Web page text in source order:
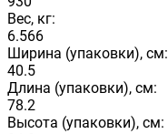
Вес, кг:
6.566
Ширина (упаковки), см:
40.5
Длина (упаковки), см:
78.2
Высота (упаковки), см: